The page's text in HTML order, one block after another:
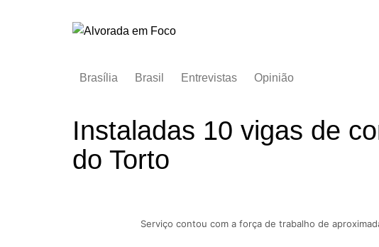
Brasília
Brasil Entrevistas Opinião
Instaladas 10 vigas de
do Torto
Serviço contou com a força de trabalho de